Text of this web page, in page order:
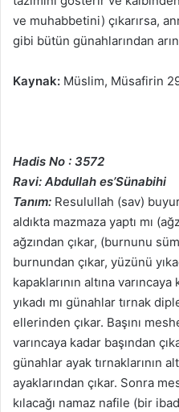
ve muhabbetini) çıkarırsa,
gibi bütün günahlarından
Kaynak: Müslim, Müsafirin
Hadis No : 3572
Ravi: Abdullah es’Sünabihi
Tanım: Resulullah (sav)
aldıkta mazmaza yaptı mı
ağzından çıkar, (burnunu
burnundan çıkar, yüzünü
kapaklarının altına
yıkadı mı günahlar tırnak
ellerinden çıkar. Başını
varıncaya kadar başından
günahlar ayak tırnaklarının
ayaklarından çıkar. Sonra
kılacağı namaz nafile (bir